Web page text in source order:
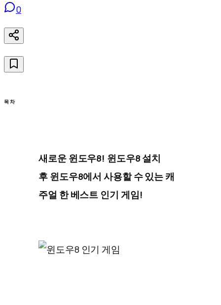
0
목차
새로운 윈도우8! 윈도우8 설치
후 윈도우8에서 사용할 수 있는 캐
주얼 한 베스트 인기 게임!